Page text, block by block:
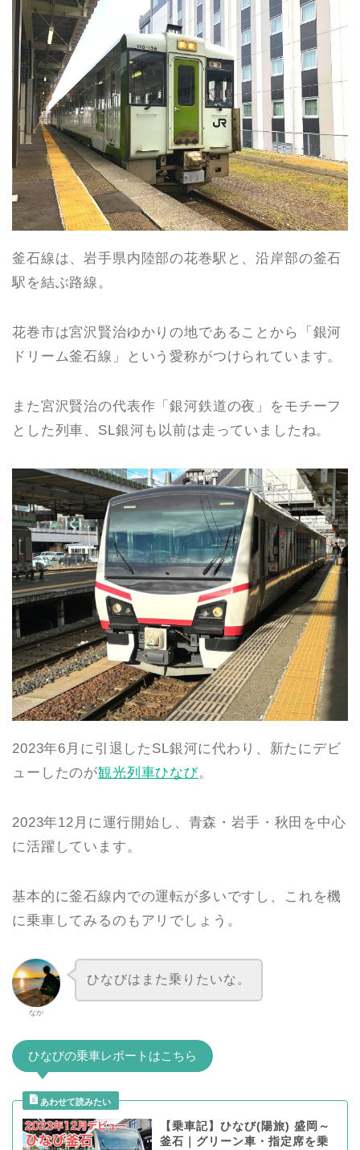
釜石線は、岩手県内陸部の花巻駅と、沿岸部の釜石
駅を結ぶ路線。
花巻市は宮沢賢治ゆかりの地であることから「銀河
ドリーム釜石線」という愛称がつけられています。
また宮沢賢治の代表作「銀河鉄道の夜」をモチーフ
とした列車、SL銀河も以前は走っていましたね。
2023年6月に引退したSL銀河に代わり、新たにデビ
ューしたのが観光列車ひなび。
2023年12月に運行開始し、青森・岩手・秋田を中心
に活躍しています。
基本的に釜石線内での運転が多いですし、これを機
に乗車してみるのもアリでしょう。
なか
ひなびはまた乗りたいな。
ひなびの乗車レポートはこちら
【乗車記】ひなび(陽旅) 盛岡～
釜石｜グリーン車・指定席を乗